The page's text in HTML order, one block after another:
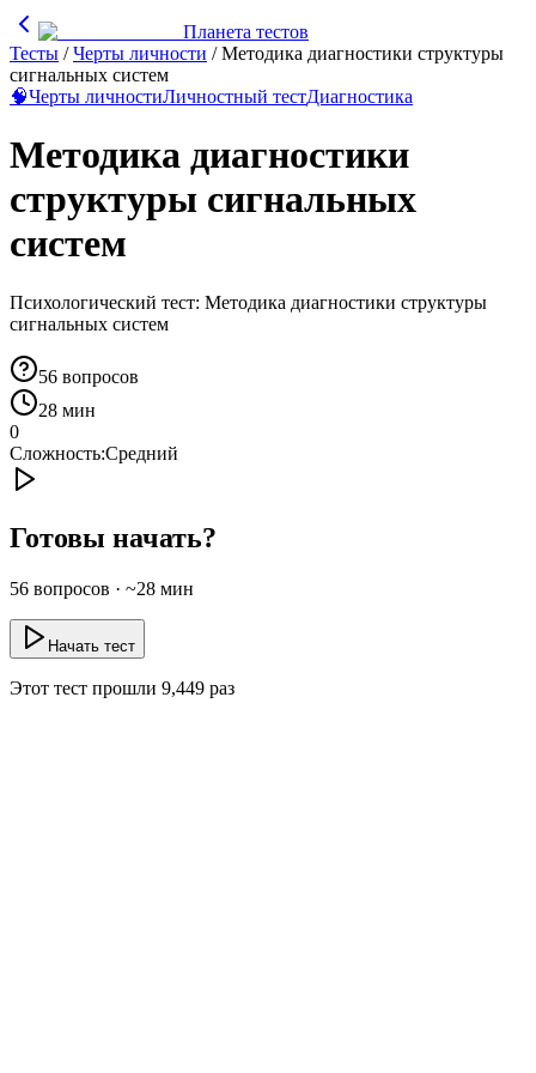
Планета тестов
Тесты /Черты личности /Методика диагностики структуры
сигнальных систем
🧠Черты личностиЛичностный тестДиагностика
Методика диагностики
структуры сигнальных
систем
Психологический тест: Методика диагностики структуры
сигнальных систем
56 вопросов
28 мин
0
Сложность:Средний
Готовы начать?
56 вопросов · ~28 мин
Начать тест
Этот тест прошли 9,449 раз